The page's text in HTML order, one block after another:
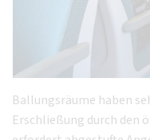
Ballungsräume haben
Erschließung durch den